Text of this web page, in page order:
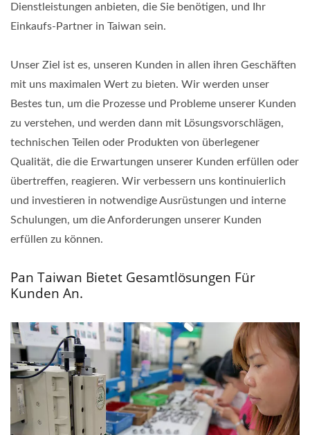
Dienstleistungen anbieten, die Sie benötigen, und Ihr
Einkaufs-Partner in Taiwan sein.
Unser Ziel ist es, unseren Kunden in allen ihren Geschäften
mit uns maximalen Wert zu bieten. Wir werden unser
Bestes tun, um die Prozesse und Probleme unserer Kunden
zu verstehen, und werden dann mit Lösungsvorschlägen,
technischen Teilen oder Produkten von überlegener
Qualität, die die Erwartungen unserer Kunden erfüllen oder
übertreffen, reagieren. Wir verbessern uns kontinuierlich
und investieren in notwendige Ausrüstungen und interne
Schulungen, um die Anforderungen unserer Kunden
erfüllen zu können.
Pan Taiwan Bietet Gesamtlösungen Für
Kunden An.